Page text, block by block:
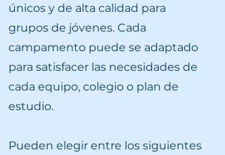
únicos y de alta calidad para
grupos de jóvenes. Cada
campamento puede se adaptado
para satisfacer las necesidades de
cada equipo, colegio o plan de
estudio.
Pueden elegir entre los siguientes